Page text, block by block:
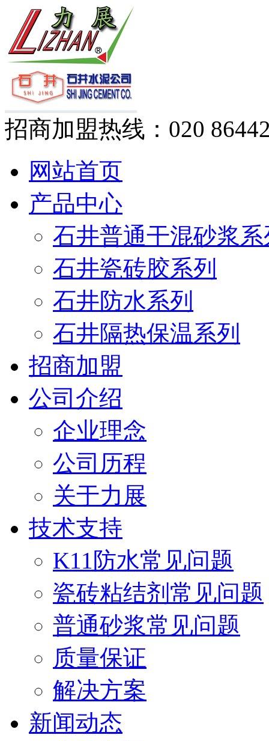
招商加盟热线： 020
网站首页
产品中心
石井普通干混砂浆系
石井瓷砖胶系列
石井防水系列
石井隔热保温系列
招商加盟
公司介绍
企业理念
公司历程
关于力展
技术支持
K11防水常见问题
瓷砖粘结剂常见问题
普通砂浆常见问题
质量保证
解决方案
新闻动态